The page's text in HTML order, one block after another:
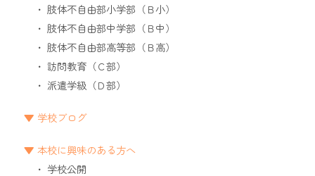
肢体不自由部小学部（Ｂ小）
肢体不自由部中学部（Ｂ中）
肢体不自由部高等部（Ｂ高）
訪問教育（Ｃ部）
派遣学級（Ｄ部）
学校ブログ
本校に興味のある方へ
学校公開